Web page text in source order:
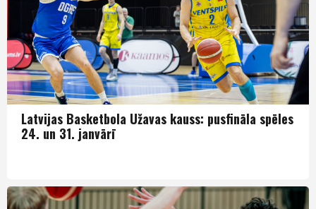
Latvijas Basketbola Užavas kauss: pusfināla spēles
24. un 31. janvārī
LBK